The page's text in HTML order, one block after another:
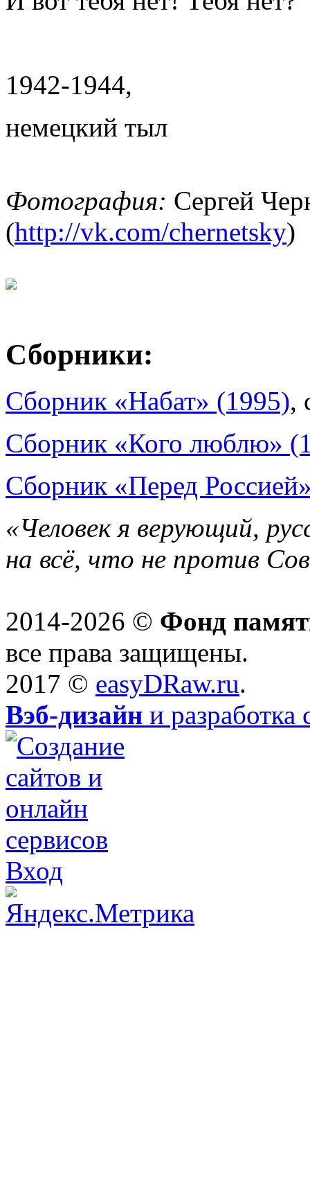
1942-1944,
немецкий тыл
Фотография: Сергей
(http://vk.com/chernetsky)
Сборники:
Сборник «Набат» (1995),
Сборник «Кого люблю»
Сборник «Перед
«Человек я верующий,
на всё, что не против
2014-2026 © Фонд
все права защищены.
2017 © easyDRaw.ru.
Вэб-дизайн и разработка
Вход